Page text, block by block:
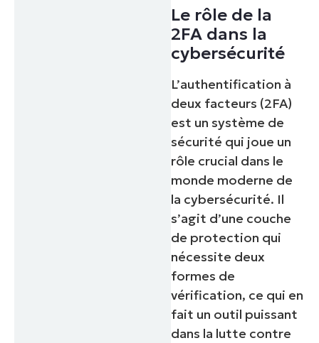
Le rôle de la
2FA dans la
cybersécurité
L’authentification à
deux facteurs (2FA)
est un système de
sécurité qui joue un
rôle crucial dans le
monde moderne de
la cybersécurité. Il
s’agit d’une couche
de protection qui
nécessite deux
formes de
vérification, ce qui en
fait un outil puissant
dans la lutte contre